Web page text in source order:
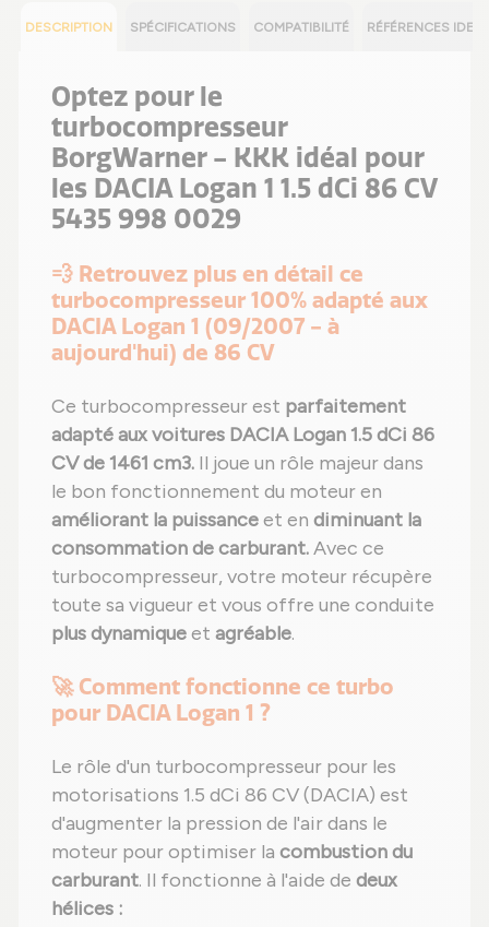
DESCRIPTION SPÉCIFICATIONS COMPATIBILITÉ RÉFÉRENCES
Optez pour le
turbocompresseur
BorgWarner - KKK idéal pour
les DACIA Logan 1 1.5 dCi 86 CV
5435 998 0029
💨 Retrouvez plus en détail ce
turbocompresseur 100% adapté aux
DACIA Logan 1 (09/2007 - à
aujourd'hui) de 86 CV
Ce turbocompresseur est parfaitement
adapté aux voitures DACIA Logan 1.5 dCi 86
CV de 1461 cm3. Il joue un rôle majeur dans
le bon fonctionnement du moteur en
améliorant la puissanceet en diminuant la
consommation de carburant.Avec ce
turbocompresseur, votre moteur récupère
toute sa vigueur et vous offre une conduite
plus dynamiqueet agréable.
🚀 Comment fonctionne ce turbo
pour DACIA Logan 1 ?
Le rôle d'un turbocompresseur pour les
motorisations 1.5 dCi 86 CV (DACIA) est
d'augmenter la pression de l'air dans le
moteur pour optimiser la combustion du
carburant. Il fonctionne à l'aide de deux
hélices :